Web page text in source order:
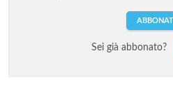
ABBONATI
Sei già abbonato?
Solo gli utenti